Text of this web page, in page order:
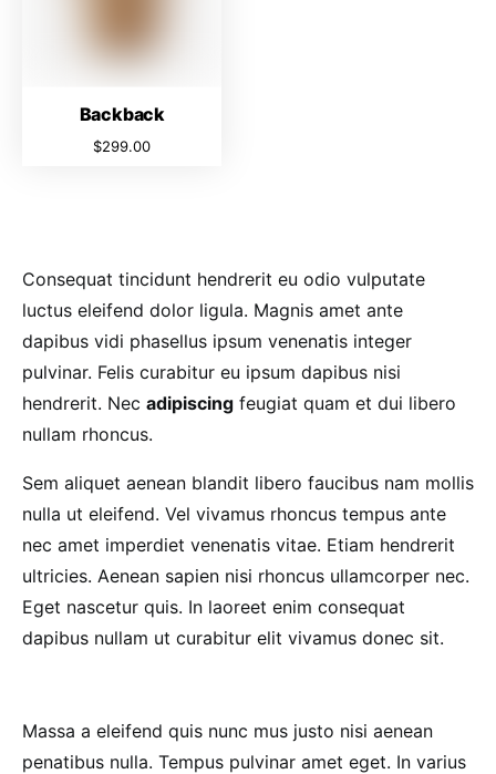
Backback
$299.00
Consequat tincidunt hendrerit eu odio vulputate
luctus eleifend dolor ligula. Magnis amet ante
dapibus vidi phasellus ipsum venenatis integer
pulvinar. Felis curabitur eu ipsum dapibus nisi
hendrerit. Nec adipiscing feugiat quam et dui libero
nullam rhoncus.
Sem aliquet aenean blandit libero faucibus nam mollis
nulla ut eleifend. Vel vivamus rhoncus tempus ante
nec amet imperdiet venenatis vitae. Etiam hendrerit
ultricies. Aenean sapien nisi rhoncus ullamcorper nec.
Eget nascetur quis. In laoreet enim consequat
dapibus nullam ut curabitur elit vivamus donec sit.
Massa a eleifend quis nunc mus justo nisi aenean
penatibus nulla. Tempus pulvinar amet eget. In varius